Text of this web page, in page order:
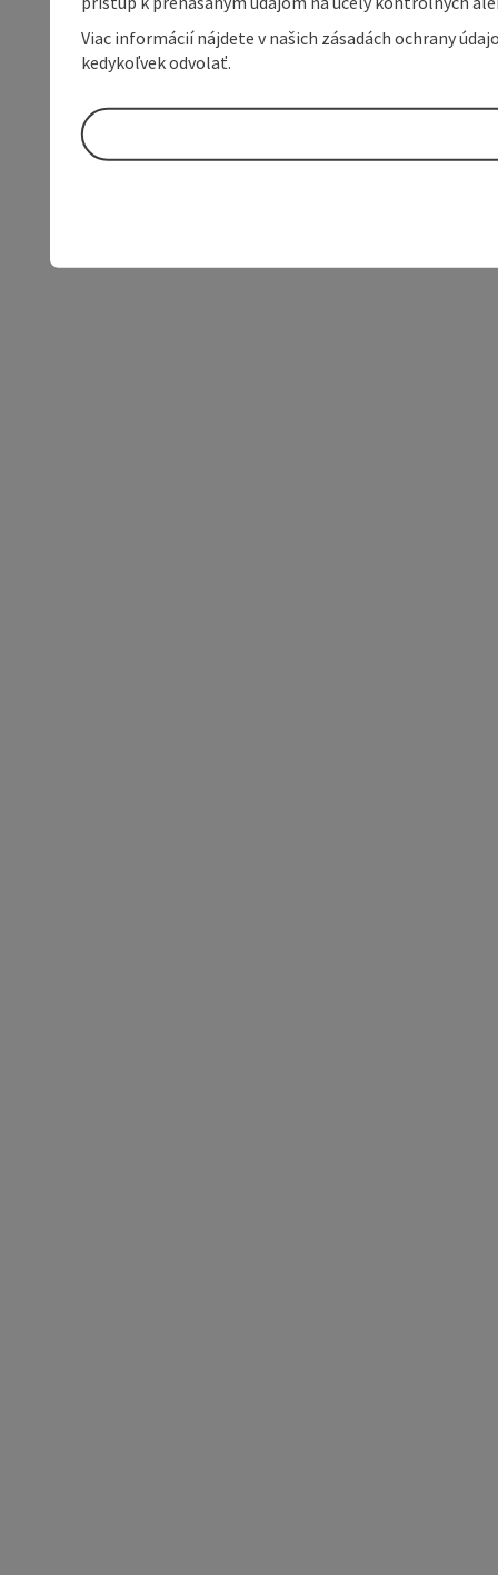
Viac informácií nájdete v našich zásadách ochrany
kedykoľvek odvolať.